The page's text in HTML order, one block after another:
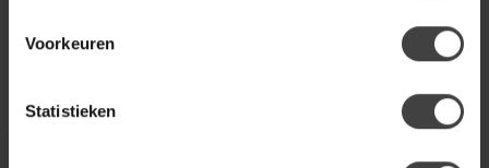
Voorkeuren
Statistieken